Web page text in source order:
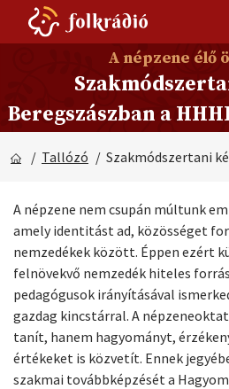
A népzene élő
Beregszászban a
/ Tallózó / Szakmódszertani képzés
A népzene nem csupán múltunk
amely identitást ad, közösséget
nemzedékek között. Éppen ezért
felnövekvő nemzedék hiteles
pedagógusok irányításával
gazdag kincstárral. A
tanít, hanem hagyományt,
értékeket is közvetít. Ennek
szakmai továbbképzését a